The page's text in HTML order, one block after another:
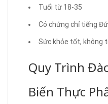
Tuổi từ 18-35
Có chứng chỉ tiếng
Sức khỏe tốt, không
Quy Trình
Biến Thực